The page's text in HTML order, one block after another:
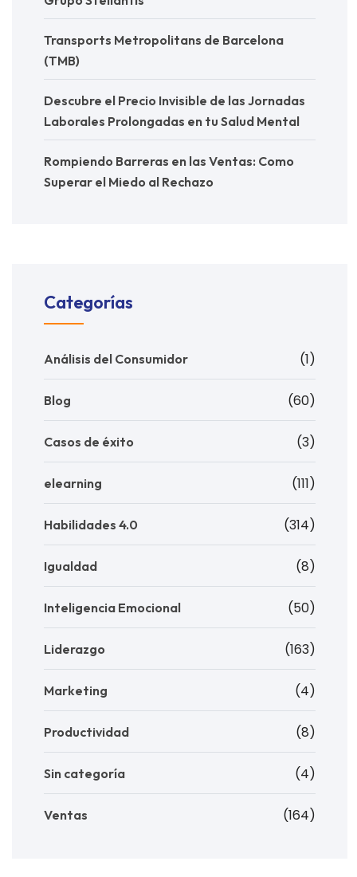
Transports Metropolitans de Barcelona
(TMB)
Descubre el Precio Invisible de las Jornadas
Laborales Prolongadas en tu Salud Mental
Rompiendo Barreras en las Ventas: Como
Superar el Miedo al Rechazo
Categorías
Análisis del Consumidor (1)
Blog (60)
Casos de éxito (3)
elearning (111)
Habilidades 4.0 (314)
Igualdad (8)
Inteligencia Emocional (50)
Liderazgo (163)
Marketing (4)
Productividad (8)
Sin categoría (4)
Ventas (164)